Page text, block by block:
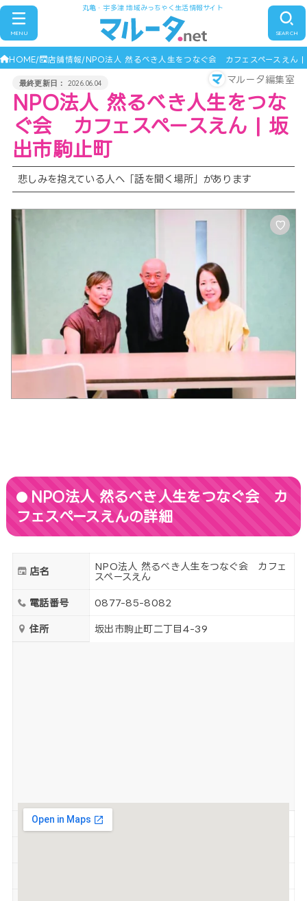
丸亀・宇多津 地域みっちゃく生活情報サイト
SEARCH
MENU
HOME 店舗情報 NPO法人 然るべき人生をつなぐ会 カフェスペースえん |
2026.06.04 マルータ編集室
NPO法人 然るべき人生をつな
ぐ会 カフェスペースえん | 坂
出市駒止町
悲しみを抱えている人へ「話を聞く場所」があります
♡
NPO法人 然るべき人生をつなぐ会 カ
フェスペースえんの詳細
店名
NPO法人 然るべき人生をつなぐ会 カフェ
スペースえん
電話番号 0877-85-8082
住所 坂出市駒止町二丁目4-39
営業時間 10:00～16:00